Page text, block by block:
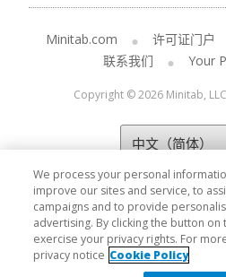
Minitab.com 许可证门户
联系我们
Your
Copyright © 2026 Minitab,
We process your personal
improve our sites and service, to
campaigns and to provide
advertising. By clicking the button on
exercise your privacy rights. For
privacy notice Cookie Policy